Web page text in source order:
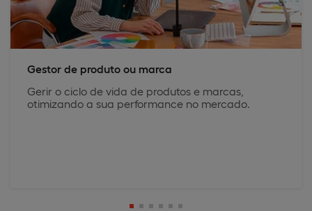
Gestor de produto ou marca
Gerir o ciclo de vida de produtos e marcas,
otimizando a sua performance no mercado.